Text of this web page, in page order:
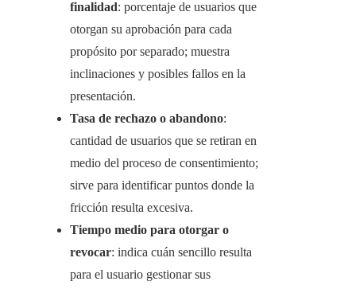
finalidad: porcentaje de usuarios que
otorgan su aprobación para cada
propósito por separado; muestra
inclinaciones y posibles fallos en la
presentación.
Tasa de rechazo o abandono:
cantidad de usuarios que se retiran en
medio del proceso de consentimiento;
sirve para identificar puntos donde la
fricción resulta excesiva.
Tiempo medio para otorgar o
revocar: indica cuán sencillo resulta
para el usuario gestionar sus